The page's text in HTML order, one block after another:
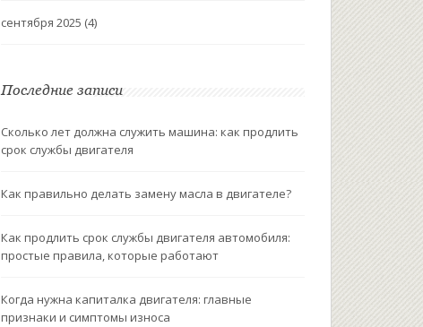
сентября 2025 (4)
Последние записи
Сколько лет должна служить машина: как продлить
срок службы двигателя
Как правильно делать замену масла в двигателе?
Как продлить срок службы двигателя автомобиля:
простые правила, которые работают
Когда нужна капиталка двигателя: главные
признаки и симптомы износа